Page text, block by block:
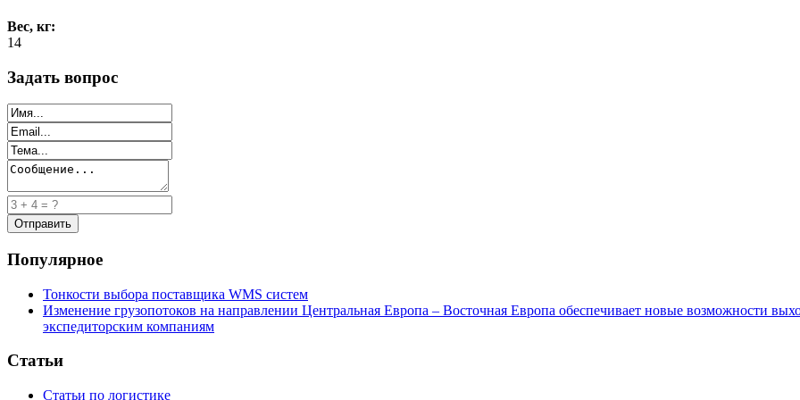
Вес, кг:
14
Задать вопрос
Популярное
Тонкости выбора поставщика WMS систем
Изменение грузопотоков на направлении Центральная Европа – Восточная Европа обеспечивает новые возможности
экспедиторским компаниям
Статьи
Статьи по логистике